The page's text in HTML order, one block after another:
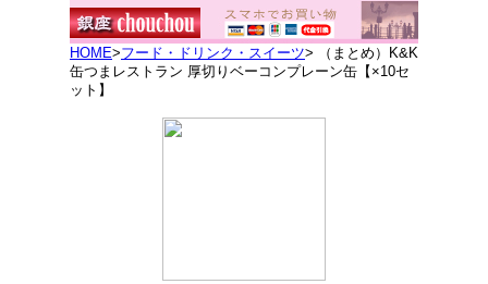
HOME>フード・ドリンク・スイーツ> （まとめ）K&K
缶つまレストラン 厚切りベーコンプレーン缶【×10セ
ット】